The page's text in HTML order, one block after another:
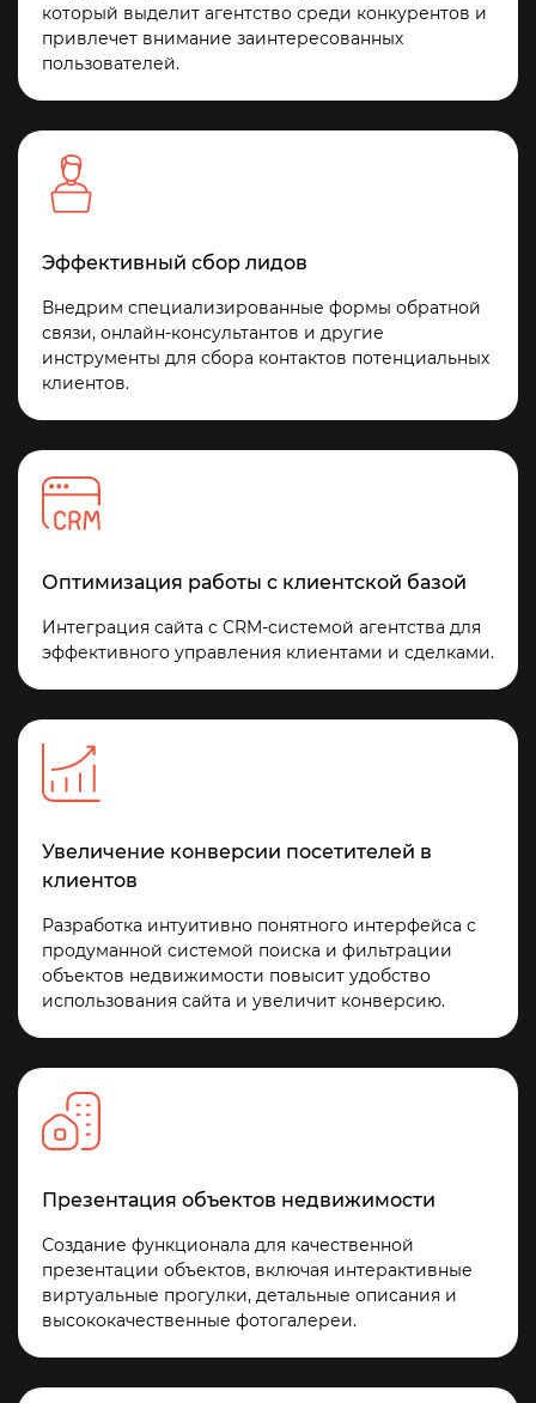
который выделит агентство среди конкурентов и
привлечет внимание заинтересованных
пользователей.
Эффективный сбор лидов
Внедрим специализированные формы обратной
связи, онлайн-консультантов и другие
инструменты для сбора контактов потенциальных
клиентов.
Оптимизация работы с клиентской базой
Интеграция сайта с CRM-системой агентства для
эффективного управления клиентами и сделками.
Увеличение конверсии посетителей в
клиентов
Разработка интуитивно понятного интерфейса с
продуманной системой поиска и фильтрации
объектов недвижимости повысит удобство
использования сайта и увеличит конверсию.
Презентация объектов недвижимости
Создание функционала для качественной
презентации объектов, включая интерактивные
виртуальные прогулки, детальные описания и
высококачественные фотогалереи.